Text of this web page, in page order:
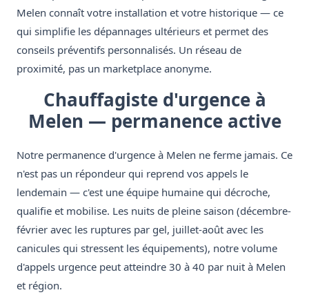
Melen connaît votre installation et votre historique — ce
qui simplifie les dépannages ultérieurs et permet des
conseils préventifs personnalisés. Un réseau de
proximité, pas un marketplace anonyme.
Chauffagiste d'urgence à
Melen — permanence active
Notre permanence d'urgence à Melen ne ferme jamais. Ce
n'est pas un répondeur qui reprend vos appels le
lendemain — c'est une équipe humaine qui décroche,
qualifie et mobilise. Les nuits de pleine saison (décembre-
février avec les ruptures par gel, juillet-août avec les
canicules qui stressent les équipements), notre volume
d'appels urgence peut atteindre 30 à 40 par nuit à Melen
et région.